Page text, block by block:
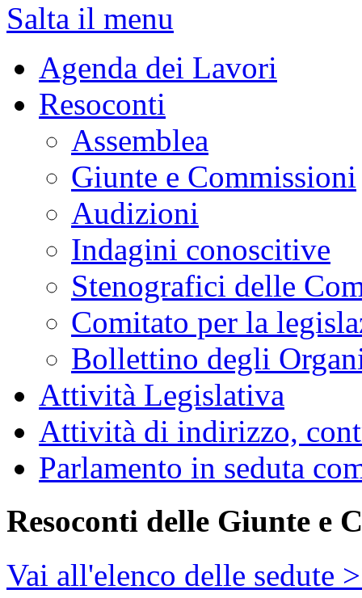
Salta il menu
Agenda dei Lavori
Resoconti
Assemblea
Giunte e Commissioni
Audizioni
Indagini conoscitive
Stenografici delle
Comitato per la
Bollettino degli
Attività Legislativa
Attività di indirizzo,
Parlamento in seduta
Resoconti delle Giunte e
Vai all'elenco delle sedute